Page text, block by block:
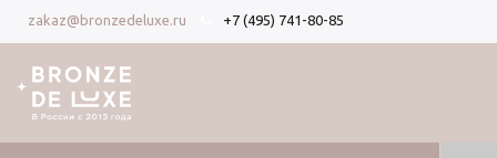
zakaz@bronzedeluxe.ru +7 (495) 741-80-85